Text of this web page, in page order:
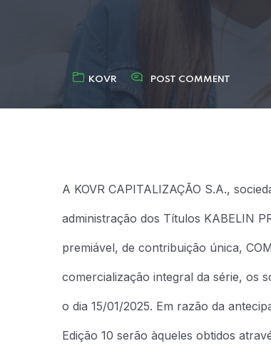
KOVR POST COMMENT
A KOVR CAPITALIZAÇÃO S.A.,
administração dos Títulos KABELIN
premiável, de contribuição única,
comercialização integral da série, os
o dia 15/01/2025. Em razão da
Edição 10 serão àqueles obtidos